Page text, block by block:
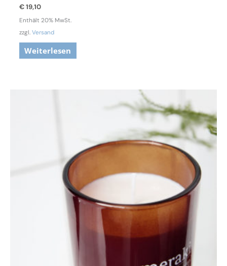
€19,10
Enthält 20% MwSt.
zzgl.Versand
Weiterlesen